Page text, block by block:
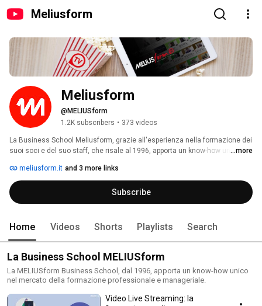
Meliusform
Meliusform
@MELIUSform
1.2K subscribers • 373 videos
La Business School Meliusform, grazie all'esperienza nella formazione dei
suoi soci e del suo staff, che risale al 1996, apporta un know-how unico nel
favorire la diffusione della cultura d'impresa tra coloro i quali intendo
investire nella propria crescita professionale e desiderano sviluppare
competenze in linea con le esigenze e le richieste di un mercato del
lavoro in continua evoluzione.
...more
meliusform.it and 3 more links
Subscribe
Home Videos Shorts Playlists Search
La Business School MELIUSform
La MELIUSform Business School, dal 1996, apporta un know-how unico
nel mercato della formazione professionale e manageriale.
Video Live Streaming: la